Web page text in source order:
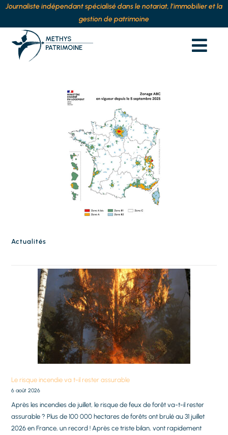
Journaliste indépendant spécialisé dans le notariat, l’immobilier et la
gestion de patrimoine
Actualités
Le risque incendie va t-il rester assurable
6 août 2026
Après les incendies de juillet, le risque de feux de forêt va-t-il rester
assurable ? Plus de 100 000 hectares de forêts ont brulé au 31 juillet
2026 en France, un record ! Après ce triste bilan, vont rapidement